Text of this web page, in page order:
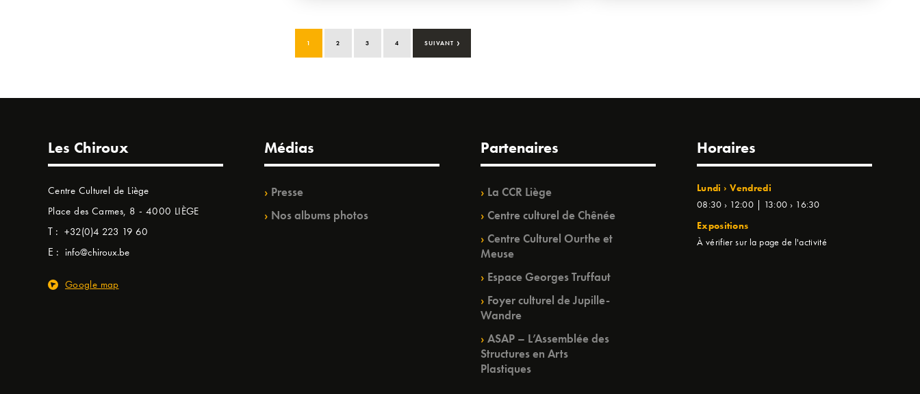
1 2 3 4 SUIVANT ›
Les Chiroux
Centre Culturel de Liège
Place des Carmes, 8 - 4000 LIÈGE
T : +32(0)4 223 19 60
E : info@chiroux.be
Google map
Médias
Presse
Nos albums photos
Partenaires
La CCR Liège
Centre culturel de Chênée
Centre Culturel Ourthe et
Meuse
Espace Georges Truffaut
Foyer culturel de Jupille-
Wandre
ASAP – L’Assemblée des
Structures en Arts
Plastiques
Horaires
Lundi › Vendredi
08:30 › 12:00 | 13:00 › 16:30
Expositions
À vérifier sur la page de l'activité